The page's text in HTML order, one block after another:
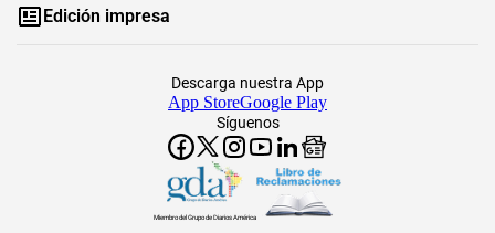
Edición impresa
Síguenos
Descarga nuestra App
App StoreGoogle Play
Miembro del Grupo de Diarios América